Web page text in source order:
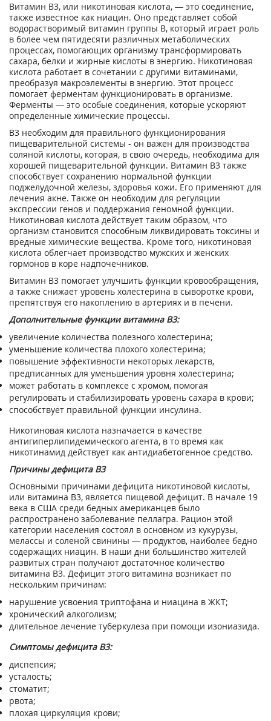
Витамин B3, или никотиновая кислота, — это соединение,
также известное как ниацин. Оно представляет собой
водорастворимый витамин группы В, который играет роль
в более чем пятидесяти различных метаболических
процессах, помогающих организму трансформировать
сахара, белки и жирные кислоты в энергию. Никотиновая
кислота работает в сочетании с другими витаминами,
преобразуя макроэлементы в энергию. Этот процесс
помогает ферментам функционировать в организме.
Ферменты — это особые соединения, которые ускоряют
определенные химические процессы.
В3 необходим для правильного функционирования
пищеварительной системы - он важен для производства
соляной кислоты, которая, в свою очередь, необходима для
хорошей пищеварительной функции. Витамин В3 также
способствует сохранению нормальной функции
поджелудочной железы, здоровья кожи. Его применяют для
лечения акне. Также он необходим для регуляции
экспрессии генов и поддержания геномной функции.
Никотиновая кислота действует таким образом, что
организм становится способным ликвидировать токсины и
вредные химические вещества. Кроме того, никотиновая
кислота облегчает производство мужских и женских
гормонов в коре надпочечников.
Витамин В3 помогает улучшить функции кровообращения,
а также снижает уровень холестерина в сыворотке крови,
препятствуя его накоплению в артериях и в печени.
Дополнительные функции витамина В3:
увеличение количества полезного холестерина;
уменьшение количества плохого холестерина;
повышение эффективности некоторых лекарств,
предписанных для уменьшения уровня холестерина;
может работать в комплексе с хромом, помогая
регулировать и стабилизировать уровень сахара в крови;
способствует правильной функции инсулина.
Никотиновая кислота назначается в качестве
антигиперлипидемического агента, в то время как
никотинамид действует как антидиабетогенное средство.
Причины дефицита В3
Основными причинами дефицита никотиновой кислоты,
или витамина В3, является пищевой дефицит. В начале 19
века в США среди бедных американцев было
распространено заболевание пеллагра. Рацион этой
категории населения состоял в основном из кукурузы,
мелассы и соленой свинины — продуктов, наиболее бедно
содержащих ниацин. В наши дни большинство жителей
развитых стран получают достаточное количество
витамина В3. Дефицит этого витамина возникает по
нескольким причинам:
нарушение усвоения триптофана и ниацина в ЖКТ;
хронический алкоголизм;
длительное лечение туберкулеза при помощи изониазида.
Симптомы дефицита B3:
диспепсия;
усталость;
стоматит;
рвота;
плохая циркуляция крови;